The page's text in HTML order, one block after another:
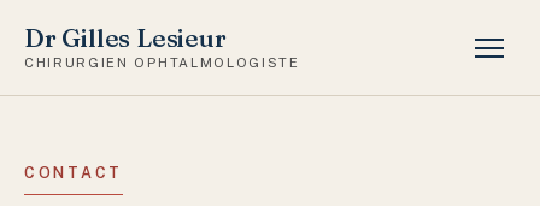
Dr Gilles Lesieur
CHIRURGIEN OPHTALMOLOGISTE
CONTACT